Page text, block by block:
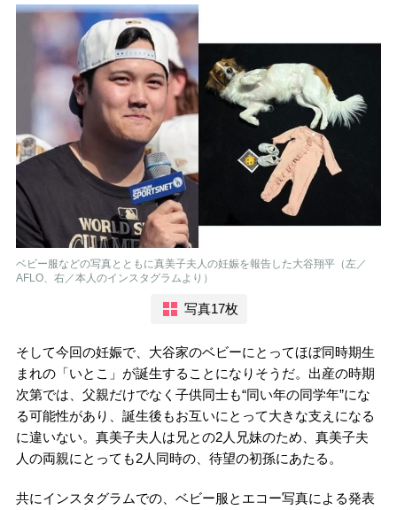
ベビー服などの写真とともに真美子夫人の妊娠を報告した大谷翔平（左／
AFLO、右／本人のインスタグラムより）
写真17枚
そして今回の妊娠で、大谷家のベビーにとってほぼ同時期生
まれの「いとこ」が誕生することになりそうだ。出産の時期
次第では、父親だけでなく子供同士も“同い年の同学年”にな
る可能性があり、誕生後もお互いにとって大きな支えになる
に違いない。真美子夫人は兄との2人兄妹のため、真美子夫
人の両親にとっても2人同時の、待望の初孫にあたる。
共にインスタグラムでの、ベビー服とエコー写真による発表